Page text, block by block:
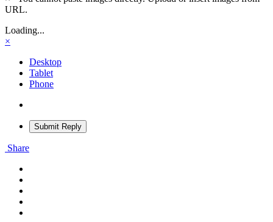
URL.
Loading...
×
Desktop
Tablet
Phone
Submit Reply
Share